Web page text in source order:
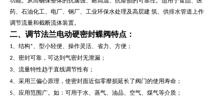
药、石油化工、电厂、钢厂、工业环保水处理及高层建 筑、供排水管道上作
调节流量和截断流体装置。
二、 调节法兰电动硬密封蝶阀特点：
1、结构*、型小轻便、操作灵活、省力、方便；
2、密封可靠，可达到气密封无泄漏；
3、流量特性趋于直线调节性有；
4、采用三偏心原理，使密封面近似零靡损延长了阀门的使用寿命；
5、应用范围广。如：可用于水、蒸气、油品、空气、煤气等介质；